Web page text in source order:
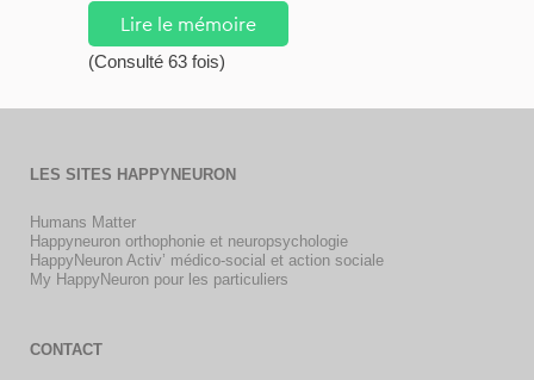
Lire le mémoire
(Consulté 63 fois)
LES SITES HAPPYNEURON
Humans Matter
Happyneuron orthophonie et neuropsychologie
HappyNeuron Activ’ médico-social et action sociale
My HappyNeuron pour les particuliers
CONTACT